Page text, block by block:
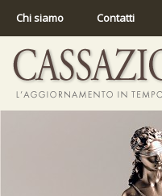
Chi siamo Contatti